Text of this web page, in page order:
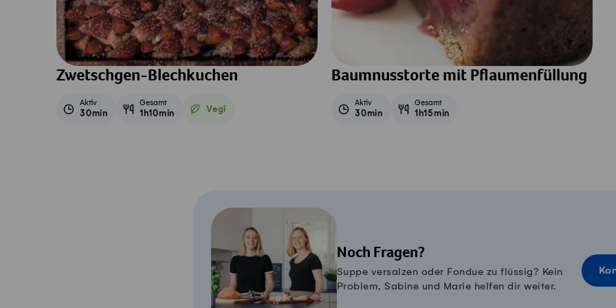
Zwetschgen-Blechkuchen
Aktiv
30min
Gesamt
1h10min Vegi
Vegetarisch
Baumnusstorte mit Pflaumenfüllung
Aktiv
30min
Gesamt
1h15min
Noch Fragen?
Suppe versalzen oder Fondue zu flüssig? Kein
Problem, Sabine und Marie helfen dir weiter.